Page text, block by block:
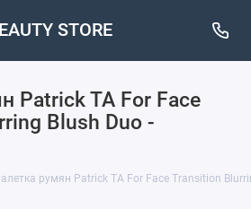
STORE
Patrick TA For Face
Blush Duo -
румян Patrick TA For Face Transition